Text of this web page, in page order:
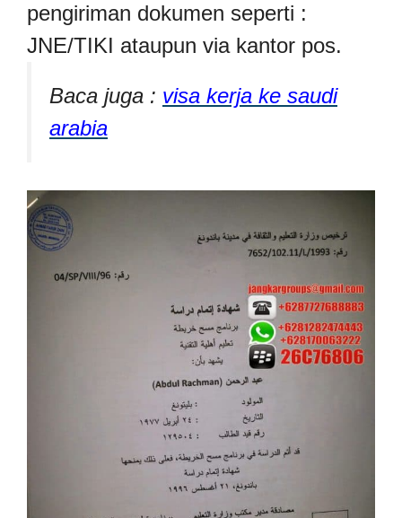
pengiriman dokumen seperti :
JNE/TIKI ataupun via kantor pos.
Baca juga : visa kerja ke saudi
arabia